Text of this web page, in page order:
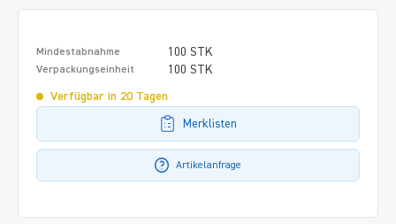
Mindestabnahme 100 STK
Verpackungseinheit 100 STK
Verfügbar in 20 Tagen
Merklisten
Artikelanfrage